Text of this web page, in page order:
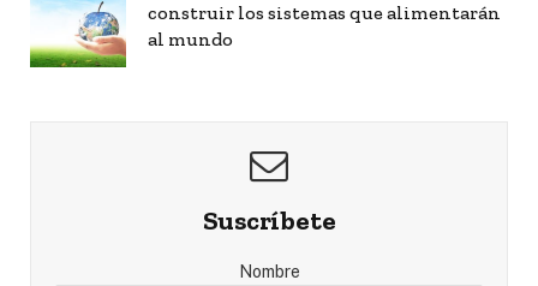
construir los sistemas que alimentarán
al mundo
Suscríbete
Nombre